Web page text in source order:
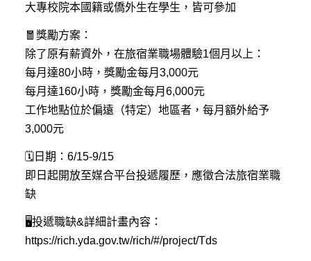
大專校院本國籍或僑外生在學生，皆可參加
🧧獎勵方案：
除了原有薪資外，在旅宿業職場體驗1個月以上：
每月達80小時，獎勵金每月3,000元
每月達160小時，獎勵金每月6,000元
工作地點位於偏遠（特定）地區者，每月額外給予
3,000元
🗓日期：6/15-9/15
即日起開放至媒合平台投遞履歷，應徵合法旅宿業職
缺
🖥投遞職缺&詳細計畫內容：
https://rich.yda.gov.tw/rich/#/project/Tds